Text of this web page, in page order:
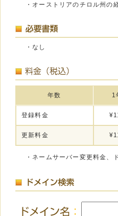
・オーストリアのチロル州
・なし
年数 1
登録料金
更新料金
・ネームサーバー変更料金、